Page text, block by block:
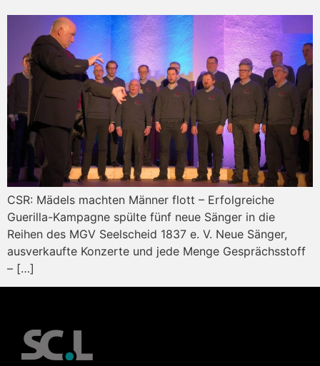
CSR: Mädels machten Männer flott – Erfolgreiche
Guerilla-Kampagne spülte fünf neue Sänger in die
Reihen des MGV Seelscheid 1837 e. V. Neue Sänger,
ausverkaufte Konzerte und jede Menge Gesprächsstoff
– […]